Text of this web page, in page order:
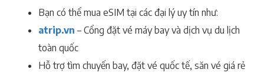
Bạn có thể mua eSIM tại các đại lý uy tín như:
atrip.vn – Cổng đặt vé máy bay và dịch vụ du lịch
toàn quốc
Hỗ trợ tìm chuyến bay, đặt vé quốc tế, săn vé giá rẻ